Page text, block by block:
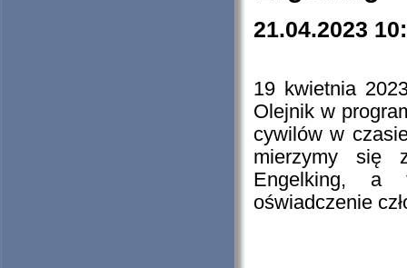
21.04.2023
19 kwietnia
Olejnik w
cywilów w
mierzymy się
Engelking, a
oświadczenie